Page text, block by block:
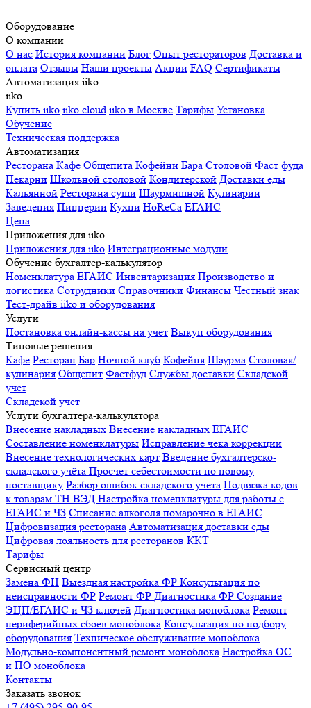
Оборудование
О компании
О нас История компании Блог Опыт рестораторов Доставка и
оплата Отзывы Наши проекты Акции FAQ Сертификаты
Автоматизация iiko
iiko
Купить iiko iiko cloud iiko в Москве Тарифы Установка
Обучение
Техническая поддержка
Автоматизация
Ресторана Кафе Общепита Кофейни Бара Столовой Фаст фуда
Пекарни Школьной столовой Кондитерской Доставки еды
Кальянной Ресторана суши Шаурмишной Кулинарии
Заведения Пиццерии Кухни HoReCa ЕГАИС
Цена
Приложения для iiko
Приложения для iiko Интеграционные модули
Обучение бухгалтер-калькулятор
Номенклатура ЕГАИС Инвентаризация Производство и
логистика Сотрудники Справочники Финансы Честный знак
Тест-драйв iiko и оборудования
Услуги
Постановка онлайн-кассы на учет Выкуп оборудования
Типовые решения
Кафе Ресторан Бар Ночной клуб Кофейня Шаурма Столовая/
кулинария Общепит Фастфуд Службы доставки Складской
учет
Складской учет
Услуги бухгалтера-калькулятора
Внесение накладных Внесение накладных ЕГАИС
Составление номенклатуры Исправление чека коррекции
Внесение технологических карт Введение бухгалтерско-
складского учёта Просчет себестоимости по новому
поставщику Разбор ошибок складского учета Подвязка кодов
к товарам ТН ВЭД Настройка номенклатуры для работы с
ЕГАИС и ЧЗ Списание алкоголя помарочно в ЕГАИС
Цифровизация ресторана Автоматизация доставки еды
Цифровая лояльность для ресторанов ККТ
Тарифы
Сервисный центр
Замена ФН Выездная настройка ФР Консультация по
неисправности ФР Ремонт ФР Диагностика ФР Создание
ЭЦП/ЕГАИС и ЧЗ ключей Диагностика моноблока Ремонт
периферийных сбоев моноблока Консультация по подбору
оборудования Техническое обслуживание моноблока
Модульно-компонентный ремонт моноблока Настройка ОС
и ПО моноблока
Контакты
Заказать звонок